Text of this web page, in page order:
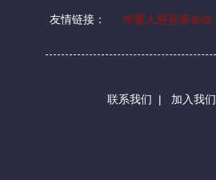
友情链接： 华夏人慈善基金会
联系我们 | 加入我们